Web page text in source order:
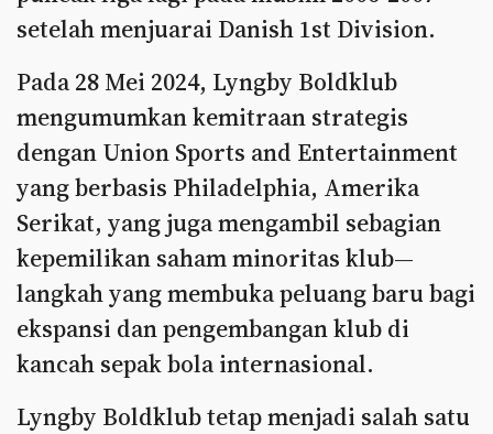
setelah menjuarai Danish 1st Division.
Pada 28 Mei 2024, Lyngby Boldklub
mengumumkan kemitraan strategis
dengan Union Sports and Entertainment
yang berbasis Philadelphia, Amerika
Serikat, yang juga mengambil sebagian
kepemilikan saham minoritas klub—
langkah yang membuka peluang baru bagi
ekspansi dan pengembangan klub di
kancah sepak bola internasional.
Lyngby Boldklub tetap menjadi salah satu